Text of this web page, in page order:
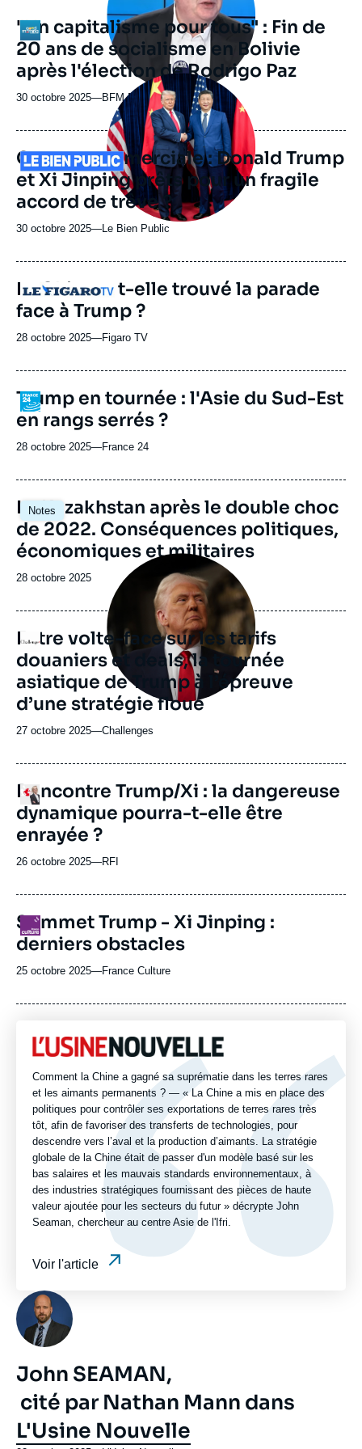
Logo
"Un capitalisme pour tous" : Fin de
20 ans de socialisme en Bolivie
après l'élection de Rodrigo Paz
30 octobre 2025—Nom
journal,
revue
ou
émission
BFM Business
Logo
Image
principale
médiatique
Guerre commerciale : Donald Trump
et Xi Jinping prêts pour un fragile
accord de trêve ?
30 octobre 2025—Nom
journal,
ou
émission
Le Bien Public
Logo
La Chine a-t-elle trouvé la parade
face à Trump ?
28 octobre 2025—Nom
journal,
ou
émission
Figaro TV
Logo
Trump en tournée : l'Asie du Sud-Est
en rangs serrés ?
28 octobre 2025—Nom
journal,
ou
émission
France 24
Notes
Image
principale
Le Kazakhstan après le double choc
de 2022. Conséquences politiques,
économiques et militaires
Date
publication
28 octobre 2025
Logo
Image
principale
médiatique
Entre volte-face sur les tarifs
douaniers et deals, la tournée
asiatique de Trump à l’épreuve
d’une stratégie floue
27 octobre 2025—Nom
journal,
ou
émission
Challenges
Logo
Rencontre Trump/Xi : la dangereuse
dynamique pourra-t-elle être
enrayée ?
26 octobre 2025—Nom
journal,
ou
émission
RFI
Logo
Sommet Trump - Xi Jinping :
derniers obstacles
25 octobre 2025—Nom
journal,
ou
émission
France Culture
Logo
Comment la Chine a gagné sa suprématie dans les terres rares
et les aimants permanents ? — « La Chine a mis en place des
politiques pour contrôler ses exportations de terres rares très
tôt, afin de favoriser des transferts de technologies, pour
descendre vers l’aval et la production d’aimants. La stratégie
globale de la Chine était de passer d'un modèle basé sur les
bas salaires et les mauvais standards environnementaux, à
des industries stratégiques fournissant des pièces de haute
valeur ajoutée pour les secteurs du futur » décrypte John
Seaman, chercheur au centre Asie de l'Ifri.
Voir l'article
Photo
John SEAMAN,
cité par Nathan Mann dans
L'Usine Nouvelle